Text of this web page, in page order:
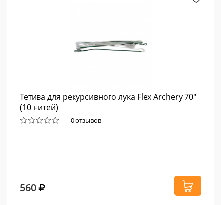
Тетива для рекурсивного лука Flex Archery 70"
(10 нитей)
0 отзывов
560